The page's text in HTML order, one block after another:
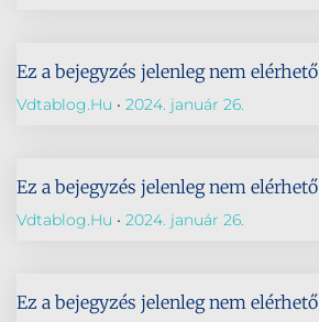
Ez a bejegyzés jelenleg nem elérhető
Vdtablog.hu 2024. január 26.
Ez a bejegyzés jelenleg nem elérhető
Vdtablog.hu 2024. január 26.
Ez a bejegyzés jelenleg nem elérhető